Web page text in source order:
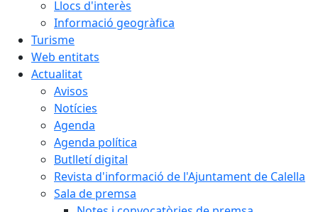
Llocs d'interès
Informació geogràfica
Turisme
Web entitats
Actualitat
Avisos
Notícies
Agenda
Agenda política
Butlletí digital
Revista d'informació de l'Ajuntament de Calella
Sala de premsa